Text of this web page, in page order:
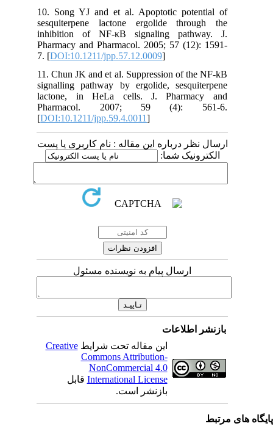
10. Song YJ and et al. Apoptotic potential of
sesquiterpene lactone ergolide through the
inhibition of NF‐κB signaling pathway. J.
Pharmacy and Pharmacol. 2005; 57 (12): 1591-
7. [DOI:10.1211/jpp.57.12.0009
11. Chun JK and et al. Suppression of the NF‐kB
signalling pathway by ergolide, sesquiterpene
lactone, in HeLa cells. J. Pharmacy and
Pharmacol. 2007; 59 (4): 561-6.
[DOI:10.1211/jpp.59.4.0011
ارسال نظر درباره این مقاله : نام کاربری یا پست
الکترونیک شما:
ارسال پیام به نویسنده مسئول
بازنشر اطلاعات
این مقاله تحت شرایط Creative
Commons Attribution-
NonCommercial 4.0
International Licenseقابل
بازنشر است.
های مرتبط